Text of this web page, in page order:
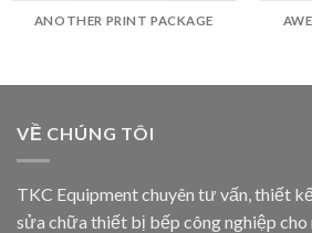
ANOTHER PRINT PACKAGE
VỀ CHÚNG TÔI
TKC Equipment chuyên tư vấn, thiết
sửa chữa thiết bị bếp công nghiệp cho